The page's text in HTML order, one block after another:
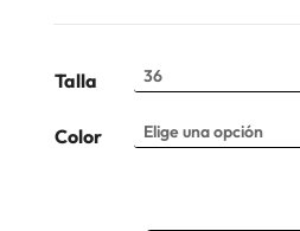
Talla
Color